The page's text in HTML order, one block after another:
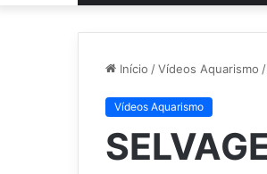
Início /Vídeos Aquarismo /
Vídeos Aquarismo